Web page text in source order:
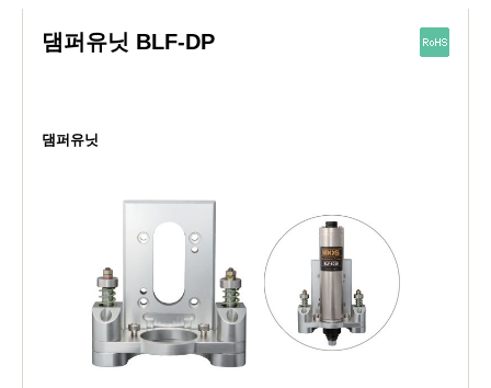
댐퍼유닛 BLF-DP
댐퍼유닛